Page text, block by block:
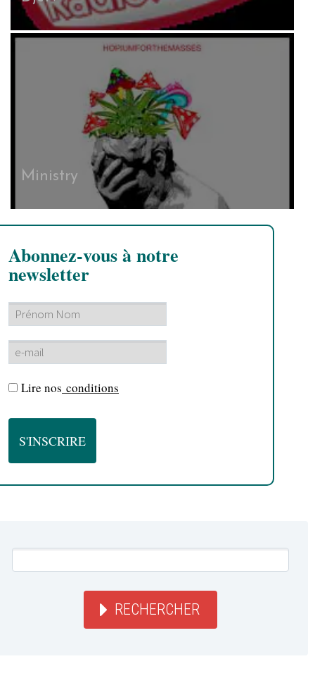
Ministry
Abonnez-vous à notre
newsletter
Lire nos conditions
RECHERCHER